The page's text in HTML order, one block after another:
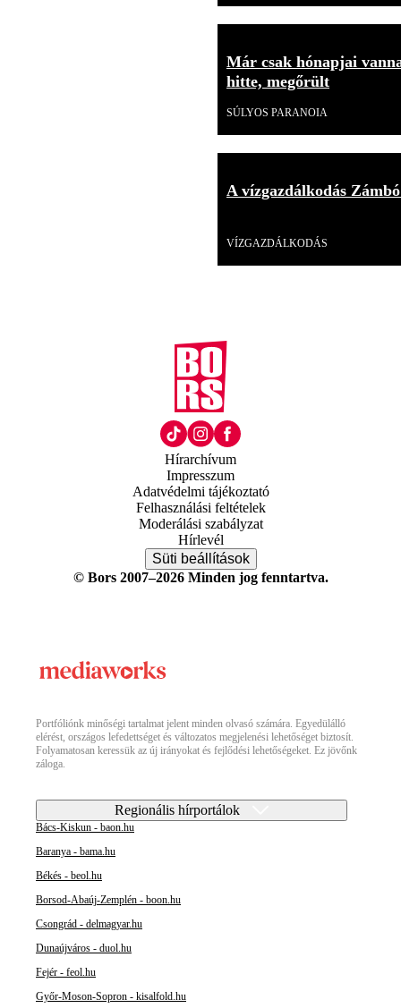
Már csak hónapjai
hitte, megőrült
SÚLYOS PARANOIA
A vízgazdálkodás
VÍZGAZDÁLKODÁS
Hírarchívum
Impresszum
Adatvédelmi tájékoztató
Felhasználási feltételek
Moderálási szabályzat
Hírlevél
Süti beállítások
© Bors 2007–2026 Minden jog fenntartva.
Portfóliónk minőségi tartalmat jelent minden olvasó számára. Egyedülálló
elérést, országos lefedettséget és változatos megjelenési lehetőséget biztosít.
Folyamatosan keressük az új irányokat és fejlődési lehetőségeket. Ez jövőnk
záloga.
Regionális hírportálok
Bács-Kiskun - baon.hu
Baranya - bama.hu
Békés - beol.hu
Borsod-Abaúj-Zemplén - boon.hu
Csongrád - delmagyar.hu
Dunaújváros - duol.hu
Fejér - feol.hu
Győr-Moson-Sopron - kisalfold.hu